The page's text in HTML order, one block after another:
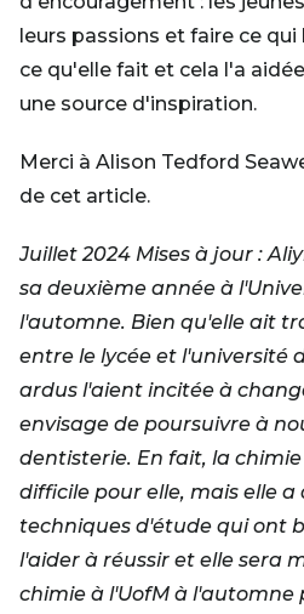
leurs passions et faire ce qui
ce qu'elle fait et cela l'a
une source d'inspiration.
Merci à Alison Tedford
de cet article.
Juillet 2024 Mises à jour :
sa deuxième année à
l'automne. Bien qu'elle ait
entre le lycée et l'université
ardus l'aient incitée à
envisage de poursuivre à
dentisterie. En fait, la
difficile pour elle, mais elle a
techniques d'étude qui ont
l'aider à réussir et elle sera
chimie à l'UofM à